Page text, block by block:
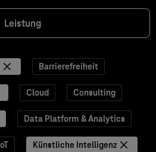
Leistung
Barrierefreiheit
Cloud Consulting
Data Platform & Analytics
Künstliche Intelligenz